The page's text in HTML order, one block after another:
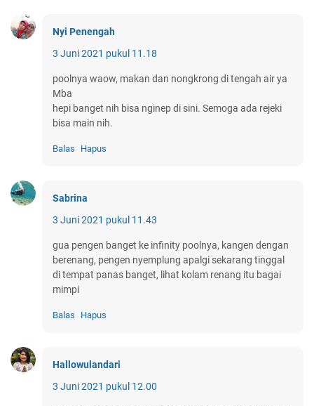
Nyi Penengah
3 Juni 2021 pukul 11.18
poolnya waow, makan dan nongkrong di tengah air ya
Mba
hepi banget nih bisa nginep di sini. Semoga ada rejeki
bisa main nih.
Balas Hapus
Sabrina
3 Juni 2021 pukul 11.43
gua pengen banget ke infinity poolnya, kangen dengan
berenang, pengen nyemplung apalgi sekarang tinggal
di tempat panas banget, lihat kolam renang itu bagai
mimpi
Balas Hapus
Hallowulandari
3 Juni 2021 pukul 12.00